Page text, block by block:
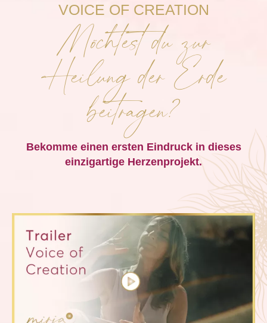
VOICE OF CREATION
Möchtest du zur
Heilung der Erde
beitragen?
Bekomme einen ersten Eindruck in dieses
einzigartige Herzenprojekt.